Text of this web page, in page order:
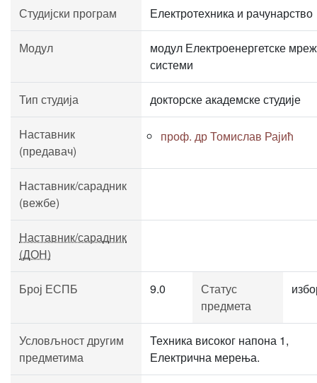
Студијски програм Електротехника и рачунарство
Модул
модул Електроенергетске
системи
Тип студија докторске академске студије
Наставник
(предавач)
проф. др Томислав Рајић
Наставник/сарадник
(вежбе)
Наставник/сарадник
(ДОН)
Број ЕСПБ 9.0
Статус
предмета
Условљност другим
предметима
Техника високог напона 1,
Електрична мерења.